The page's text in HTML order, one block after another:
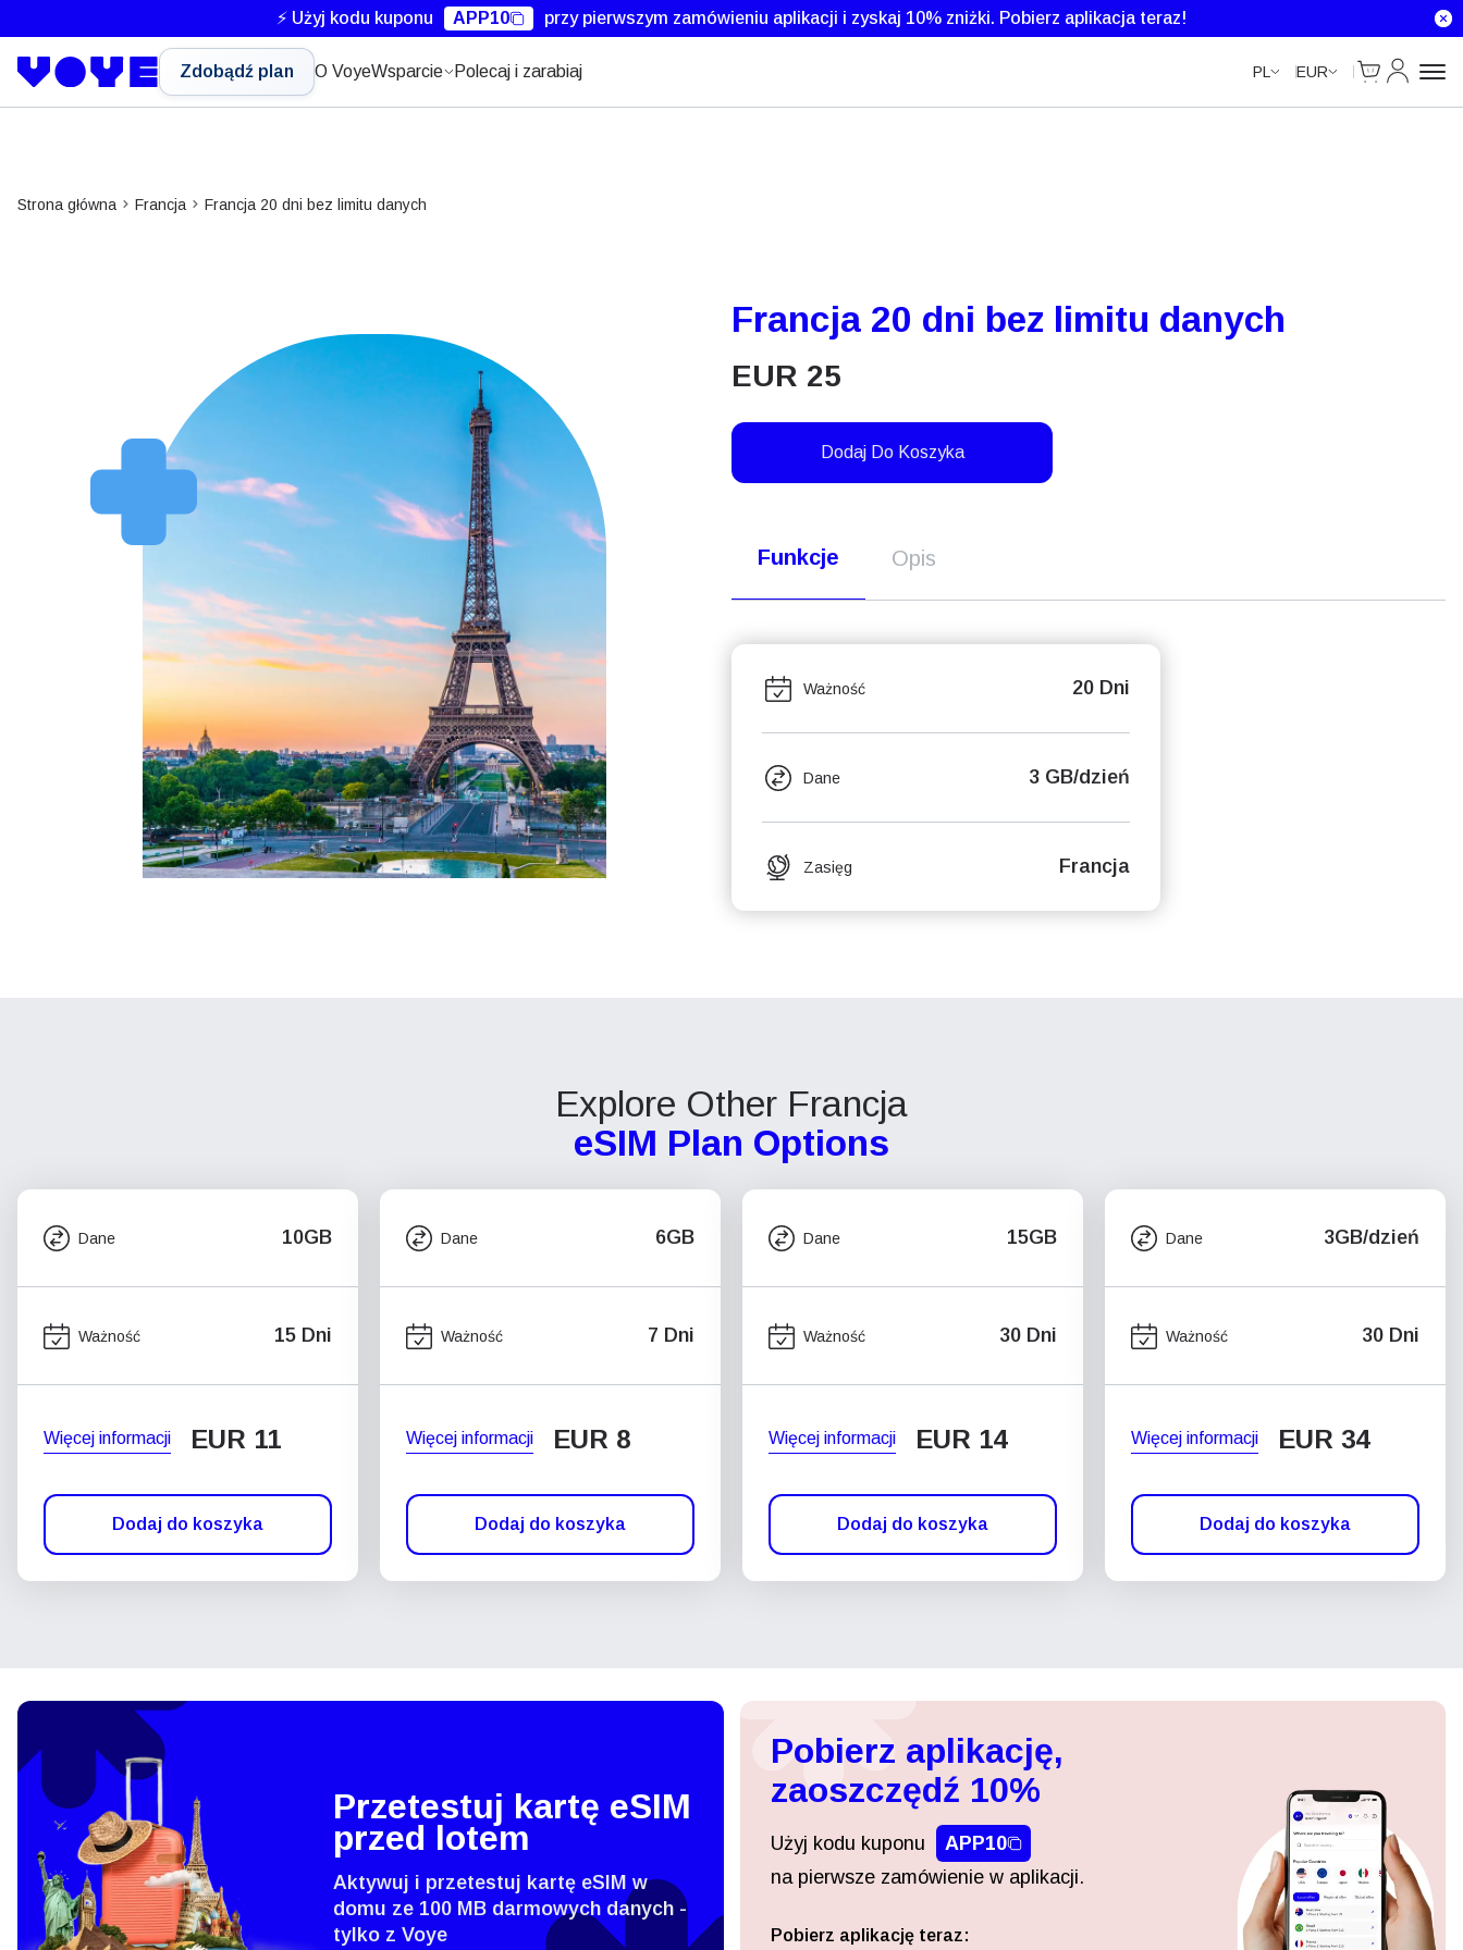
⚡ Użyj kodu kuponu APP10 przy pierwszym zamówieniu aplikacji i zyskaj 10% zniżki. Pobierz aplikacja teraz!
Zdobądź plan O VoyeWsparcie Polecaj i zarabiaj PL EUR
Cart
Moje
Strona główna Francja Francja 20 dni bez limitu danych
Francja 20 dni bez limitu danych
EUR 25
Dodaj Do Koszyka
Funkcje Opis
Ważność 20 Dni
Dane 3 GB/dzień
Zasięg Francja
Explore Other Francja
eSIM Plan Options
Dane 10GB
Ważność 15 Dni
Więcej informacji EUR 11
Dodaj do koszyka
Dane 6GB
Ważność 7 Dni
Więcej informacji EUR 8
Dodaj do koszyka
Dane 15GB
Ważność 30 Dni
Więcej informacji EUR 14
Dodaj do koszyka
Dane 3GB/dzień
Ważność 30 Dni
Więcej informacji EUR 34
Dodaj do koszyka
Przetestuj kartę eSIM
przed lotem
Aktywuj i przetestuj kartę eSIM w
domu ze 100 MB darmowych danych -
tylko z Voye
Pobierz aplikację,
zaoszczędź 10%
Użyj kodu kuponu
APP10
na pierwsze zamówienie w aplikacji.
Pobierz aplikację teraz:
Zaloguj się lub zarejestruj